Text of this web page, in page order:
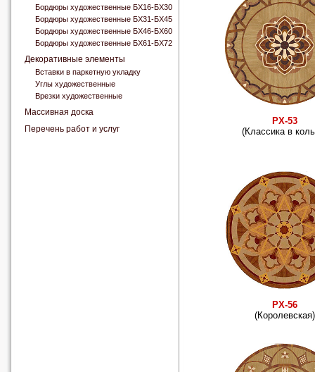
Бордюры художественные БХ16-БХ30
Бордюры художественные БХ31-БХ45
Бордюры художественные БХ46-БХ60
Бордюры художественные БХ61-БХ72
Декоративные элементы
Вставки в паркетную укладку
Углы художественные
Врезки художественные
Массивная доска
Перечень работ и услуг
РХ-53
(Классика в
РХ-56
(Королевская)